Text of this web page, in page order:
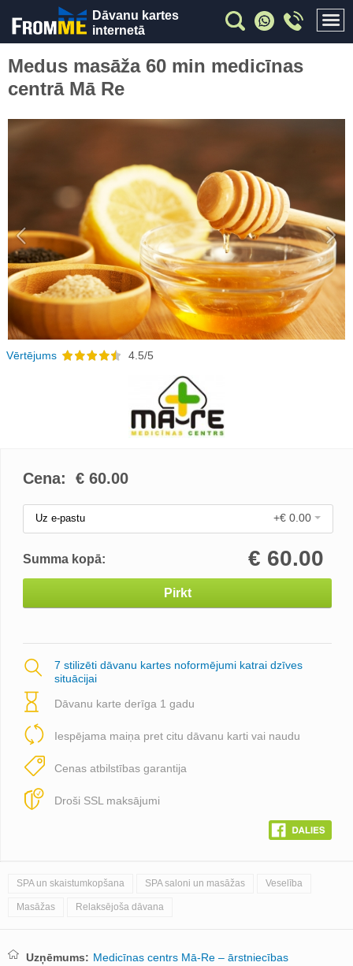
Dāvanu kartes
internetā
Medus masāža 60 min medicīnas
centrā Mā Re
Previous
Vērtējums 4.5/5
Cena: € 60.00
Uz e-pastu +€ 0.00
Summa kopā: € 60.00
Pirkt
7 stilizēti dāvanu kartes noformējumi katrai dzīves
situācijai
Dāvanu karte derīga 1 gadu
Iespējama maiņa pret citu dāvanu karti vai naudu
Cenas atbilstības garantija
Droši SSL maksājumi
SPA un skaistumkopšana SPA saloni un masāžas Veselība
Masāžas Relaksējoša dāvana
Uzņēmums: Medicīnas centrs Mā-Re – ārstniecības